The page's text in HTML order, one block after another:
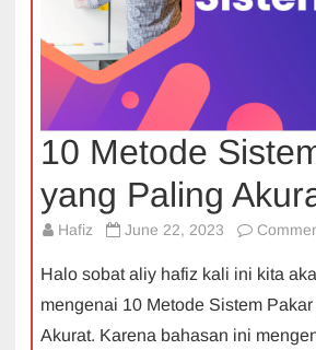
10 Metode
yang Paling
Hafiz June 22, 2023
Halo sobat aliy hafiz kali ini kita
mengenai 10 Metode Sistem
Akurat. Karena bahasan ini